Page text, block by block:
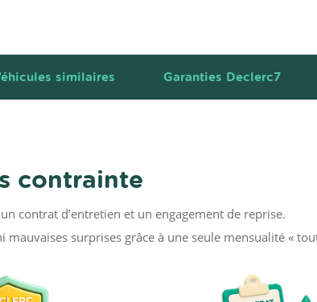
similaires Garanties Declerc7
contrainte
contrat d’entretien et un engagement de reprise.
surprises grâce à une seule mensualité «